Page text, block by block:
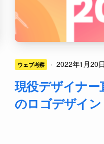
ウェブ考察 · 2022年1月20日
現役デザイナー
のロゴデザイ